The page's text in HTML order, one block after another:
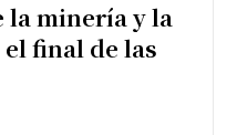
la minería y la
final de las